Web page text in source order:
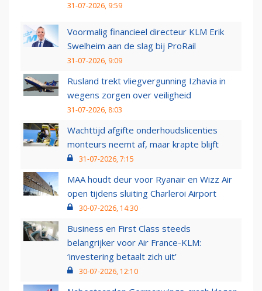
31-07-2026, 9:59
Voormalig financieel directeur KLM Erik
Swelheim aan de slag bij ProRail
31-07-2026, 9:09
Rusland trekt vliegvergunning Izhavia in
wegens zorgen over veiligheid
31-07-2026, 8:03
Wachttijd afgifte onderhoudslicenties
monteurs neemt af, maar krapte blijft
31-07-2026, 7:15
MAA houdt deur voor Ryanair en Wizz Air
open tijdens sluiting Charleroi Airport
30-07-2026, 14:30
Business en First Class steeds
belangrijker voor Air France-KLM:
‘investering betaalt zich uit’
30-07-2026, 12:10